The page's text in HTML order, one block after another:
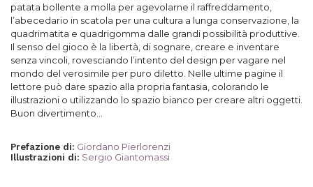
patata bollente a molla per agevolarne il raffreddamento,
l’abecedario in scatola per una cultura a lunga conservazione, la
quadrimatita e quadrigomma dalle grandi possibilità produttive.
Il senso del gioco è la libertà, di sognare, creare e inventare
senza vincoli, rovesciando l’intento del design per vagare nel
mondo del verosimile per puro diletto. Nelle ultime pagine il
lettore può dare spazio alla propria fantasia, colorando le
illustrazioni o utilizzando lo spazio bianco per creare altri oggetti.
Buon divertimento...
Prefazione di: Giordano Pierlorenzi
Illustrazioni di: Sergio Giantomassi